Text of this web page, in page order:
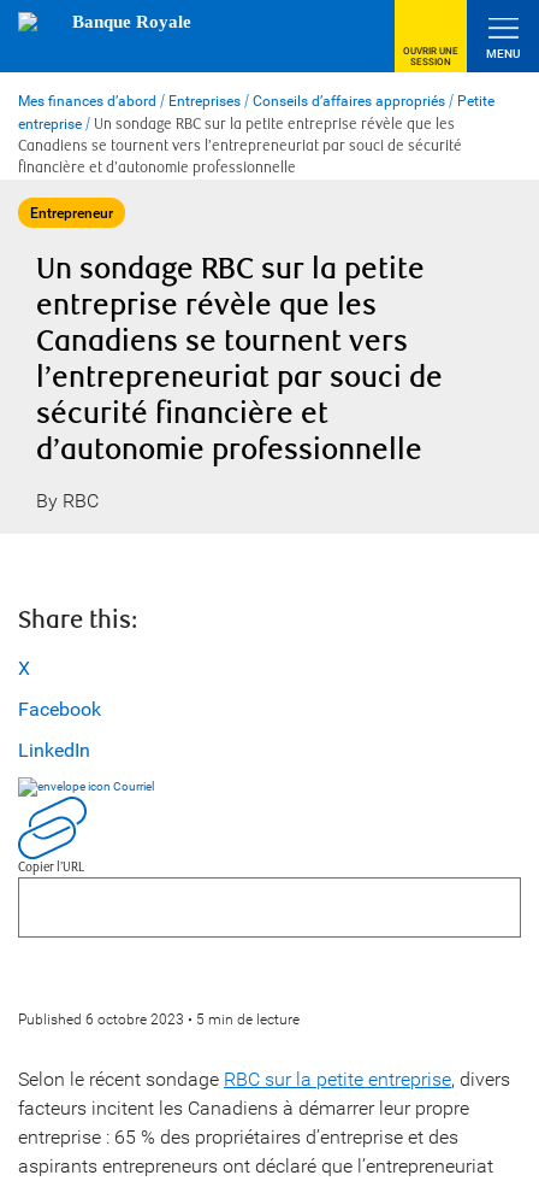
Banque Royale
OUVRIR UNE
SESSION
MENU
Mes finances d’abord / Entreprises / Conseils d’affaires appropriés / Petite
entreprise / Un sondage RBC sur la petite entreprise révèle que les
Canadiens se tournent vers l’entrepreneuriat par souci de sécurité
financière et d’autonomie professionnelle
Entrepreneur
Un sondage RBC sur la petite
entreprise révèle que les
Canadiens se tournent vers
l’entrepreneuriat par souci de
sécurité financière et
d’autonomie professionnelle
By RBC
Share this:
X
Facebook
LinkedIn
Courriel
Copier l’URL
Published 6 octobre 2023 • 5 min de lecture
Selon le récent sondage RBC sur la petite entreprise, divers
facteurs incitent les Canadiens à démarrer leur propre
entreprise : 65 % des propriétaires d’entreprise et des
aspirants entrepreneurs ont déclaré que l’entrepreneuriat